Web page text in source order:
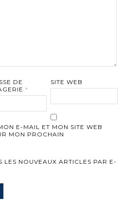
DE
*
SITE WEB
E-MAIL ET MON SITE WEB
MON PROCHAIN
LES NOUVEAUX ARTICLES PAR E-